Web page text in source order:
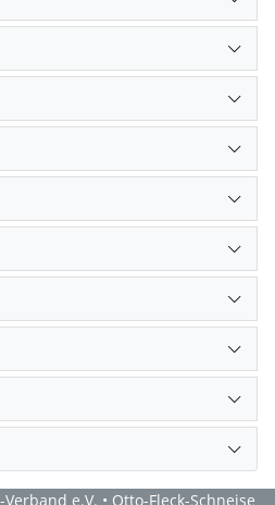
e.V. • Otto-Fleck-Schneise